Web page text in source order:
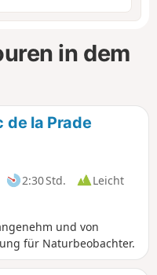
in dem
de la Prade
2:30 Std.
Leicht
und von
für Naturbeobachter.